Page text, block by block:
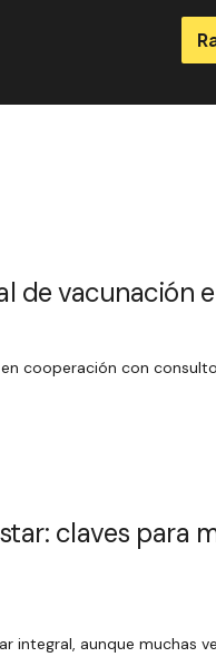
de vacunación
cooperación con
claves para
integral, aunque muchas